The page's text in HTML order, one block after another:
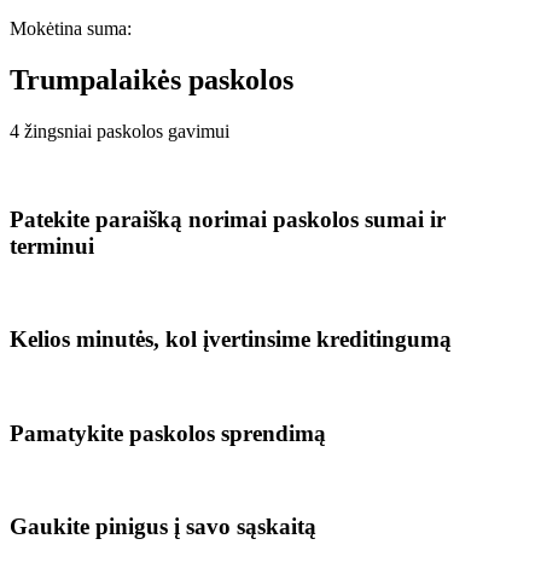
Mokėtina suma:
Trumpalaikės paskolos
4 žingsniai paskolos gavimui
Patekite paraišką norimai paskolos sumai ir
terminui
Kelios minutės, kol įvertinsime kreditingumą
Pamatykite paskolos sprendimą
Gaukite pinigus į savo sąskaitą